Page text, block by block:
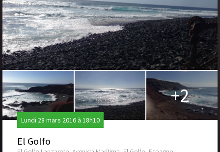
+2
Lundi 28 mars 2016 à 18h10
El Golfo